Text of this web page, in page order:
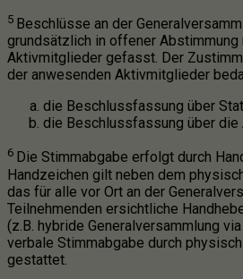
5 Beschlüsse an der
grundsätzlich in offener
Aktivmitglieder gefasst. Der
der anwesenden Aktivmitglieder
die Beschlussfassung über
die Beschlussfassung über die
6 Die Stimmabgabe erfolgt durch
Handzeichen gilt neben dem
das für alle vor Ort an der
Teilnehmenden ersichtliche
(z.B. hybride Generalversammlung
verbale Stimmabgabe durch
gestattet.